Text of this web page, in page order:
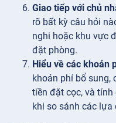
Giao tiếp với chủ
rõ bất kỳ câu hỏi
nghi hoặc khu vực
đặt phòng.
Hiểu về các khoản
khoản phí bổ sung,
tiền đặt cọc, và
khi so sánh các lựa